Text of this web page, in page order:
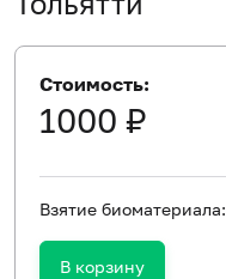
Стоимость:
1000 ₽
Взятие биоматериала:
В корзину